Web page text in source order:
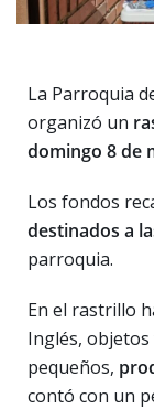
La Parroquia
organizó un
domingo 8 de
Los fondos
destinados a
parroquia.
En el rastrillo
Inglés, objetos
pequeños,
contó con un